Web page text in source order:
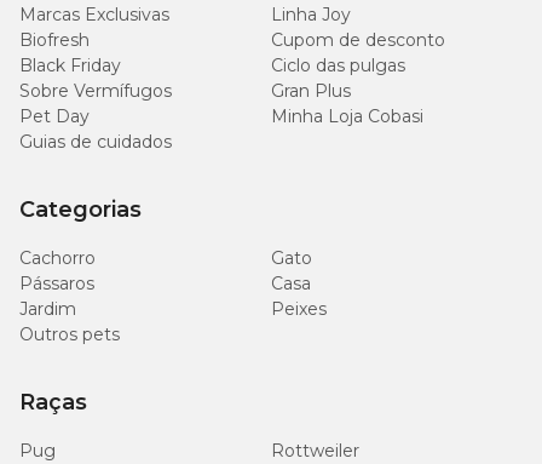
Marcas Exclusivas
Linha Joy
Biofresh
Cupom de desconto
Black Friday
Ciclo das pulgas
Sobre Vermífugos
Gran Plus
Pet Day
Minha Loja Cobasi
Guias de cuidados
Categorias
Cachorro
Gato
Pássaros
Casa
Jardim
Peixes
Outros pets
Raças
Pug
Rottweiler